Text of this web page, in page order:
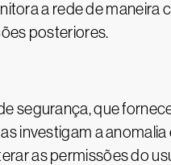
a rede de maneira
posteriores.
segurança, que
investigam a
as permissões do